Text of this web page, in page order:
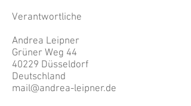
Verantwortliche
Andrea Leipner
Grüner Weg 44
40229 Düsseldorf
Deutschland
mail@andrea-leipner.de